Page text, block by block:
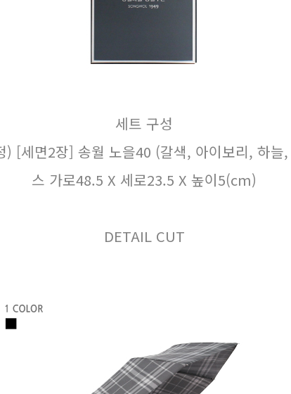
세트 구성
[세면2장] 송월 노을40 (갈색, 아이보리, 하
스 가로48.5 X 세로23.5 X 높이5(cm)
DETAIL CUT